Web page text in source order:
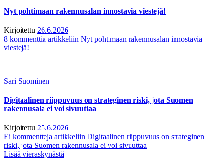
Nyt pohtimaan rakennusalan innostavia viestejä!
Kirjoitettu 26.6.2026
8 kommenttia artikkeliin Nyt pohtimaan rakennusalan innostavia
viestejä!
Sari Suominen
Digitaalinen riippuvuus on strateginen riski, jota Suomen
rakennusala ei voi sivuuttaa
Kirjoitettu 25.6.2026
Ei kommentteja artikkeliin Digitaalinen riippuvuus on strateginen
riski, jota Suomen rakennusala ei voi sivuuttaa
Lisää vieraskynästä